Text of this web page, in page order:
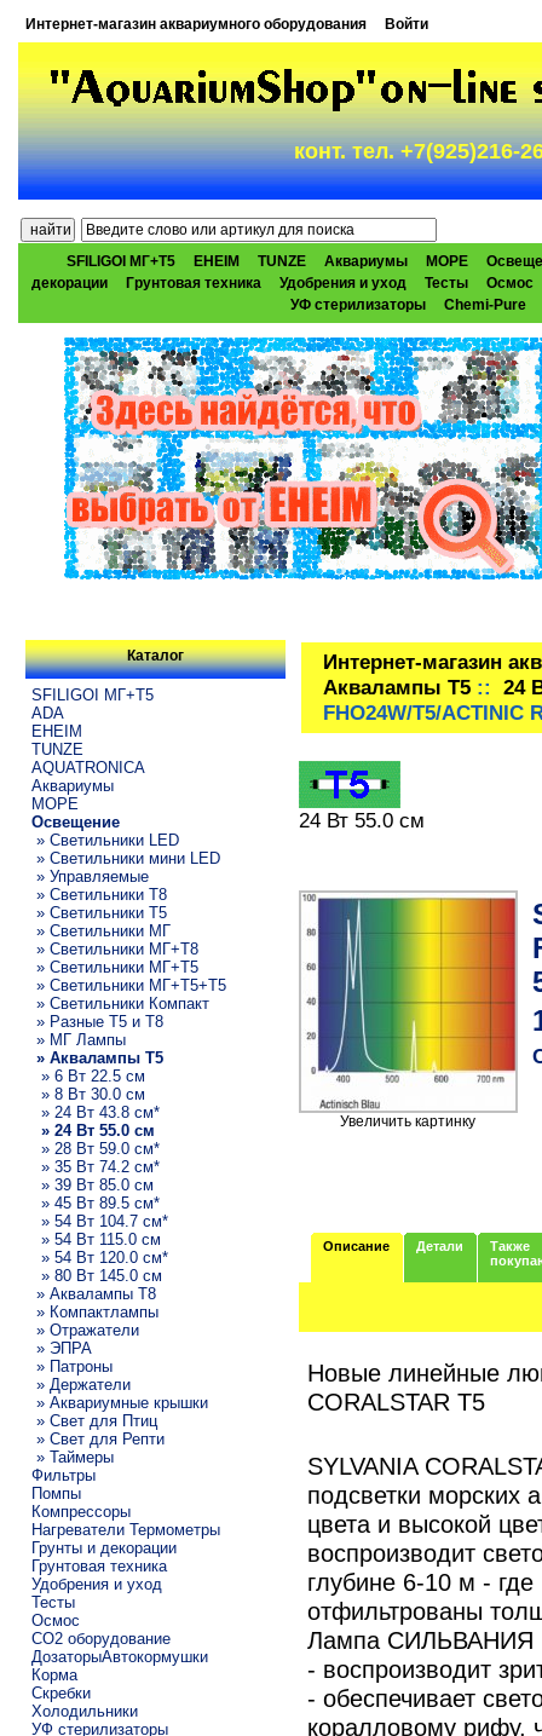
Интернет-магазин аквариумного оборудования Войти
конт. тел. +7(925)216-
SFILIGOI МГ+Т5 EHEIM TUNZE Аквариумы МОРЕ
декорации
Грунтовая техника Удобрения и уход Тесты
Осмос
УФ стерилизаторы
Chemi-Pure
Каталог
SFILIGOI МГ+Т5
ADA
EHEIM
TUNZE
AQUATRONICA
Аквариумы
МОРЕ
Освещение
» Светильники LED
» Светильники мини LED
» Управляемые
» Светильники T8
» Светильники T5
» Светильники МГ
» Светильники МГ+T8
» Светильники МГ+T5
» Светильники МГ+T5+T5
» Светильники Компакт
» Разные T5 и T8
» МГ Лампы
» Аквалампы T5
» 6 Вт 22.5 см
» 8 Вт 30.0 см
» 24 Вт 43.8 см*
» 24 Вт 55.0 см
» 28 Вт 59.0 см*
» 35 Вт 74.2 см*
» 39 Вт 85.0 см
» 45 Вт 89.5 см*
» 54 Вт 104.7 см*
» 54 Вт 115.0 см
» 54 Вт 120.0 см*
» 80 Вт 145.0 см
» Аквалампы T8
» Компактлампы
» Отражатели
» ЭПРА
» Патроны
» Держатели
» Аквариумные крышки
» Свет для Птиц
» Свет для Репти
» Таймеры
Фильтры
Помпы
Компрессоры
Нагреватели Термометры
Грунты и декорации
Грунтовая техника
Удобрения и уход
Тесты
Осмос
CO2 оборудование
ДозаторыАвтокормушки
Корма
Скребки
Холодильники
УФ стерилизаторы
Интернет-магазин
Аквалампы T5:: 24
FHO24W/T5/
24 Вт 55.0 см
Увеличить картинку
Описание Детали
Также
Новые линейные
CORALSTAR T5
SYLVANIA
подсветки морских
цвета и высокой
воспроизводит
глубине 6-10 м -
отфильтрованы
Лампа СИЛЬВАНИЯ
- воспроизводит
- обеспечивает
коралловому рифу,